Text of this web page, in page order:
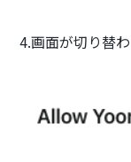
4.画面が切り替